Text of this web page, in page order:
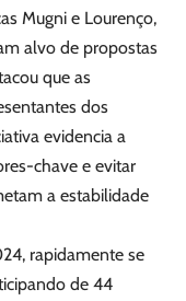
Mugni e Lourenço,
alvo de propostas
que as
dos
evidencia a
chave e evitar
a estabilidade
rapidamente se
de 44